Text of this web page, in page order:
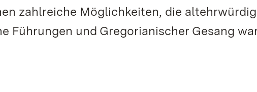
zahlreiche Möglichkeiten, die
Führungen und Gregorianischer Gesang